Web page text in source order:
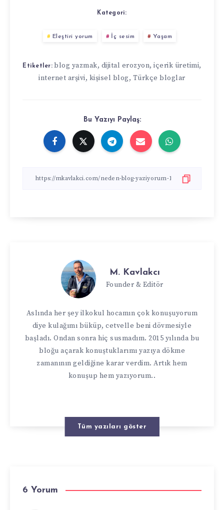
Kategori:
Eleştiri yorum İç sesim Yaşam
Etiketler: blog yazmak, dijital erozyon,içerik üretimi,
internet arşivi, kişisel blog, Türkçe bloglar
Bu Yazıyı Paylaş:
M. Kavlakcı
Founder & Editör
Aslında her şey ilkokul hocamın çok konuşuyorum
diye kulağımı büküp, cetvelle beni dövmesiyle
başladı. Ondan sonra hiç susmadım. 2015 yılında bu
bloğu açarak konuştuklarımı yazıya dökme
zamanının geldiğine karar verdim. Artık hem
konuşup hem yazıyorum..
Tüm yazıları göster
6 Yorum